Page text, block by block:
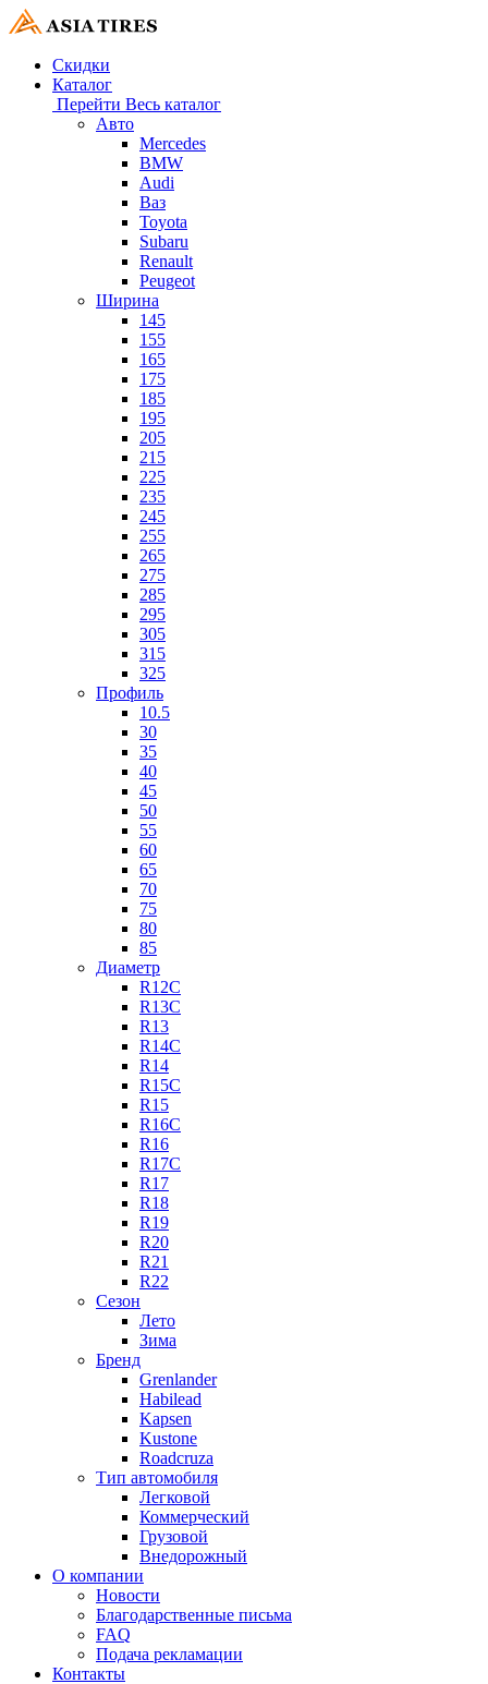
Скидки
Каталог
Перейти Весь каталог
Авто
Mercedes
BMW
Audi
Ваз
Toyota
Subaru
Renault
Peugeot
Ширина
145
155
165
175
185
195
205
215
225
235
245
255
265
275
285
295
305
315
325
Профиль
10.5
30
35
40
45
50
55
60
65
70
75
80
85
Диаметр
R12C
R13C
R13
R14C
R14
R15C
R15
R16C
R16
R17C
R17
R18
R19
R20
R21
R22
Сезон
Лето
Зима
Бренд
Grenlander
Habilead
Kapsen
Kustone
Roadcruza
Тип автомобиля
Легковой
Коммерческий
Грузовой
Внедорожный
О компании
Новости
Благодарственные письма
FAQ
Подача рекламации
Контакты